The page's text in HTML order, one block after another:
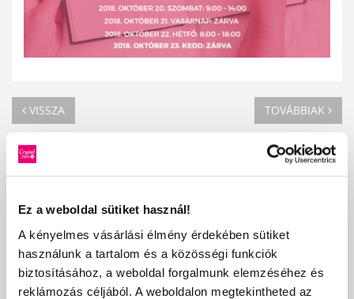
Ez a weboldal sütiket használ!
A kényelmes vásárlási élmény érdekében sütiket
használunk a tartalom és a közösségi funkciók
biztosításához, a weboldal forgalmunk elemzéséhez és
reklámozás céljából. A weboldalon megtekintheted az
VISSZA TOVÁBBIAK
KAPCSOLÓDÓ FRISS MŰKÖRÖM
HÍREK